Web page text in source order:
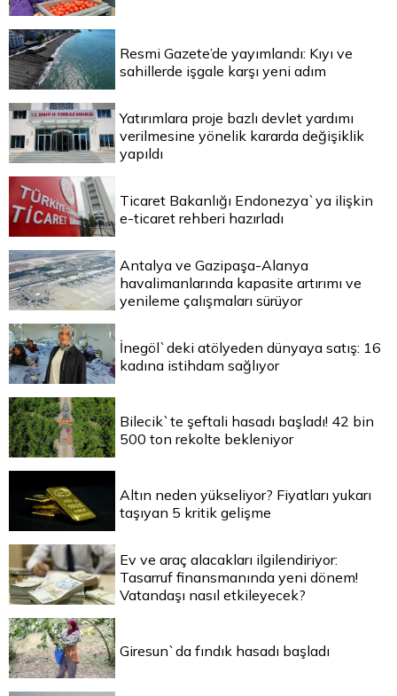
Resmi Gazete’de yayımlandı: Kıyı ve
sahillerde işgale karşı yeni adım
Yatırımlara proje bazlı devlet yardımı
verilmesine yönelik kararda değişiklik
yapıldı
Ticaret Bakanlığı Endonezya`ya ilişkin
e-ticaret rehberi hazırladı
Antalya ve Gazipaşa-Alanya
havalimanlarında kapasite artırımı ve
yenileme çalışmaları sürüyor
İnegöl`deki atölyeden dünyaya satış: 16
kadına istihdam sağlıyor
Bilecik`te şeftali hasadı başladı! 42 bin
500 ton rekolte bekleniyor
Altın neden yükseliyor? Fiyatları yukarı
taşıyan 5 kritik gelişme
Ev ve araç alacakları ilgilendiriyor:
Tasarruf finansmanında yeni dönem!
Vatandaşı nasıl etkileyecek?
Giresun`da fındık hasadı başladı